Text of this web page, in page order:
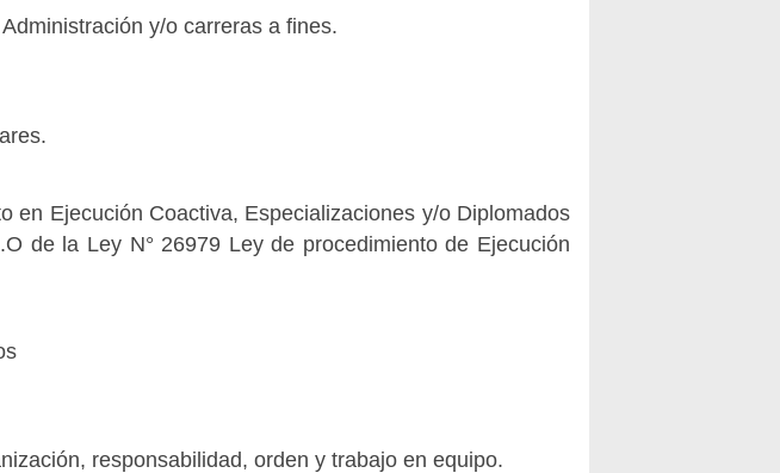
y/o carreras a fines.
en Ejecución Coactiva, Especializaciones y/o Diplomados
de la Ley N° 26979 Ley de procedimiento de Ejecución
responsabilidad, orden y trabajo en equipo.